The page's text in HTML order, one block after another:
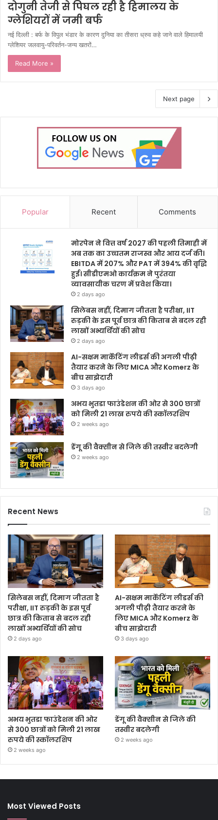
दोगुनी तेजी से पिघल रही है हिमालय के
ग्लेशियरों में जमी बर्फ
नई दिल्ली : बर्फ के विपुल भंडार के कारण दुनिया का तीसरा ध्रुव कहे जाने वाले हिमालयी
ग्लेशियर जलवायु-परिवर्तन-जन्य खतरों…
Read More »
Next page
Popular Recent Comments
मोरपेन ने वित्त वर्ष 2027 की पहली तिमाही में
अब तक का उच्चतम राजस्व और आय दर्ज की।
EBITDA में 207% और PAT में 394% की वृद्धि
हुई। सीडीएमओ कार्यक्रम ने पुरंतया
व्यावसायीक चरण में प्रवेश किया।
2 days ago
सिलेबस नहीं, दिमाग जीतता है परीक्षा, IIT
रुड़की के इस पूर्व छात्र की किताब से बदल रही
लाखों अभ्यर्थियों की सोच
2 days ago
AI-सक्षम मार्केटिंग लीडर्स की अगली पीढ़ी
तैयार करने के लिए MICA और Komerz के
बीच साझेदारी
3 days ago
अभय भुतडा फाउंडेशन की ओर से 300 छात्रों
को मिली 21 लाख रुपये की स्कॉलरशिप
2 weeks ago
डेंगू की वैक्सीन से जिले की तस्वीर बदलेगी
2 weeks ago
Recent News
सिलेबस नहीं, दिमाग जीतता है
परीक्षा, IIT रुड़की के इस पूर्व
छात्र की किताब से बदल रही
लाखों अभ्यर्थियों की सोच
2 days ago
AI-सक्षम मार्केटिंग लीडर्स की
अगली पीढ़ी तैयार करने के
लिए MICA और Komerz के
बीच साझेदारी
3 days ago
अभय भुतडा फाउंडेशन की ओर
से 300 छात्रों को मिली 21 लाख
रुपये की स्कॉलरशिप
2 weeks ago
डेंगू की वैक्सीन से जिले की
तस्वीर बदलेगी
2 weeks ago
Most Viewed Posts